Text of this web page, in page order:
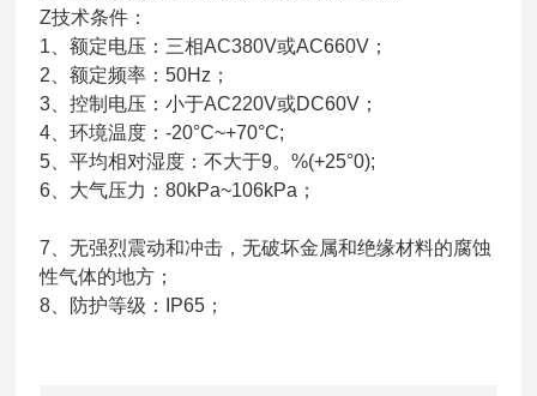
Z技术条件：
1、额定电压：三相AC380V或AC660V；
2、额定频率：50Hz；
3、控制电压：小于AC220V或DC60V；
4、环境温度：-20°C~+70°C;
5、平均相对湿度：不大于9。%(+25°0);
6、大气压力：80kPa~106kPa；
7、无强烈震动和冲击，无破坏金属和绝缘材料的腐蚀
性气体的地方；
8、防护等级：IP65；